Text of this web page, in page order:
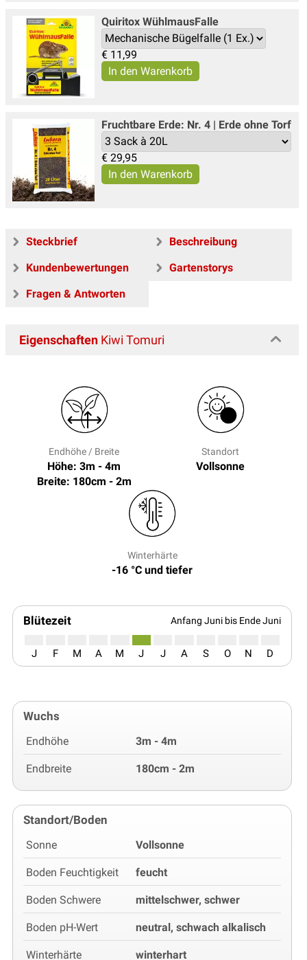
Quiritox WühlmausFalle
€ 11,99
Fruchtbare Erde: Nr. 4 | Erde ohne Torf
€ 29,95
Steckbrief
Beschreibung
Kundenbewertungen
Gartenstorys
Fragen & Antworten
Eigenschaften Kiwi Tomuri
Endhöhe / Breite
Höhe: 3m - 4m
Breite: 180cm - 2m
Standort
Vollsonne
Winterhärte
-16 °C und tiefer
Blütezeit Anfang Juni bis Ende Juni
J F M A M J J A S O N D
Wuchs
Endhöhe 3m - 4m
Endbreite 180cm - 2m
Standort/Boden
Sonne Vollsonne
Boden Feuchtigkeit feucht
Boden Schwere mittelschwer, schwer
Boden pH-Wert neutral, schwach alkalisch
Winterhärte winterhart